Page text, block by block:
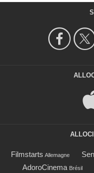
Filmstarts Allemagne
AdoroCinema Brésil